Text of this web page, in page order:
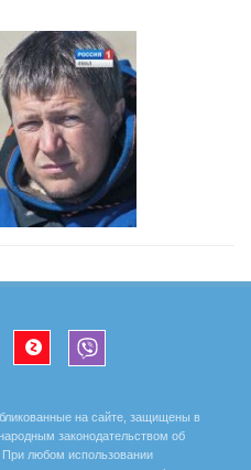
на сайте, защищены в
законодательством об
любом использовании